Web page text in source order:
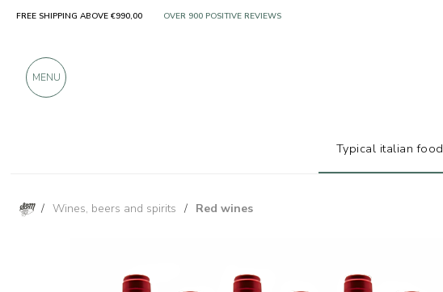
/ Wines, beers and spirits / Red wines
FREE SHIPPING ABOVE €990,00 ONLY PRODUCTS FROM EXCELLENT MANUFACTURERS
MENU
Typical italian food